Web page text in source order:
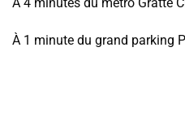
À 1 minute du grand parking